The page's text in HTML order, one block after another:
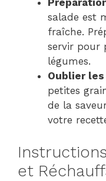
salade est
fraîche.
servir pour
légumes.
Oublier
petites
de la
votre
et